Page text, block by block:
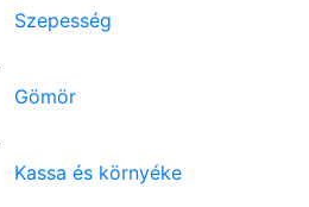
Szepesség
Gömör
Kassa és környéke